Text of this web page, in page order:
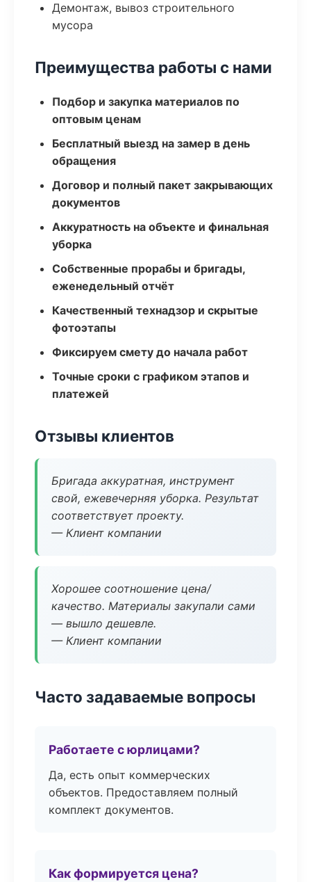
Демонтаж, вывоз строительного
мусора
Преимущества работы с нами
Подбор и закупка материалов по
оптовым ценам
Бесплатный выезд на замер в день
обращения
Договор и полный пакет закрывающих
документов
Аккуратность на объекте и финальная
уборка
Собственные прорабы и бригады,
еженедельный отчёт
Качественный технадзор и скрытые
фотоэтапы
Фиксируем смету до начала работ
Точные сроки с графиком этапов и
платежей
Отзывы клиентов
Бригада аккуратная, инструмент
свой, ежевечерняя уборка. Результат
соответствует проекту.
— Клиент компании
Хорошее соотношение цена/
качество. Материалы закупали сами
— вышло дешевле.
— Клиент компании
Часто задаваемые вопросы
Работаете с юрлицами?
Да, есть опыт коммерческих
объектов. Предоставляем полный
комплект документов.
Как формируется цена?